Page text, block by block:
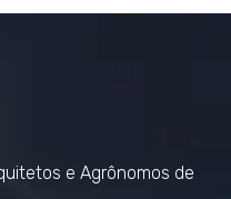
e Agrônomos de